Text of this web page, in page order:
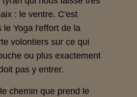
: le ventre. C'est
le Yoga l'effort de la
volontiers sur ce qui
ou plus exactement
pas y entrer.
chemin que prend le